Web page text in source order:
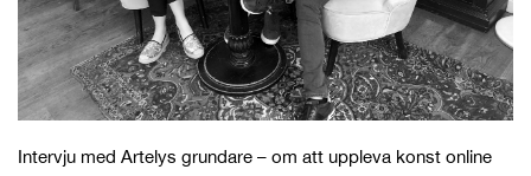
Intervju med Artelys grundare – om att uppleva konst online